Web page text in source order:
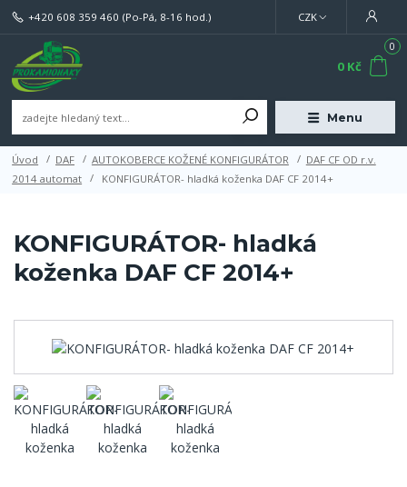
Menu
CZK
+420 608 359 460 (Po-Pá, 8-16 hod.)
0
0 Kč
Úvod DAF AUTOKOBERCE KOŽENÉ KONFIGURÁTOR
DAF CF OD r.v.
2014 automat
KONFIGURÁTOR- hladká koženka DAF CF 2014+
KONFIGURÁTOR- hladká
koženka DAF CF 2014+